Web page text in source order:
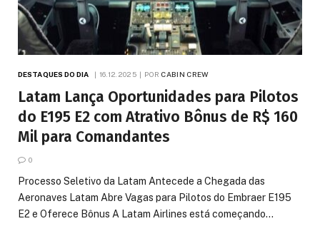
DESTAQUES DO DIA 16.12.2025 POR CABIN CREW
Latam Lança Oportunidades para Pilotos
do E195 E2 com Atrativo Bônus de R$ 160
Mil para Comandantes
0
Processo Seletivo da Latam Antecede a Chegada das
Aeronaves Latam Abre Vagas para Pilotos do Embraer E195
E2 e Oferece Bônus A Latam Airlines está começando…